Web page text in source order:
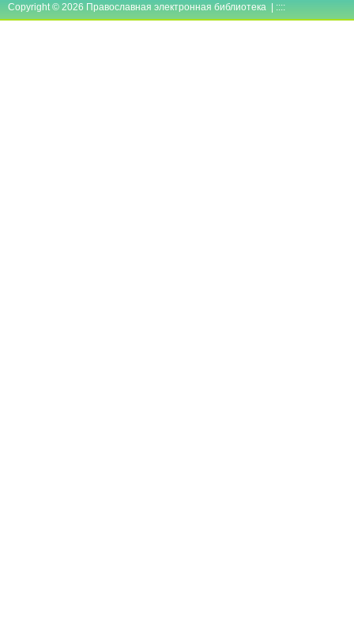
Copyright © 2026 Православная электронная библиотека | ::::